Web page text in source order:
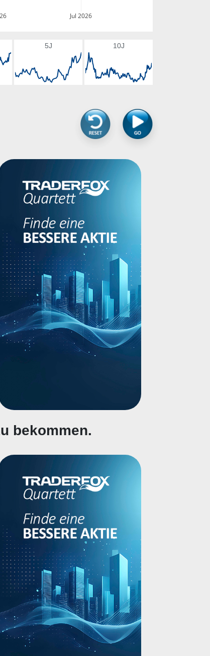
Jul 2026
5J 10J
bekommen.